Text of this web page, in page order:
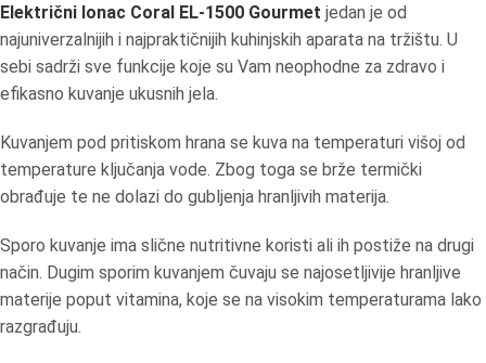
Električni lonac Coral EL-1500 Gourmet jedan je od
najuniverzalnijih i najpraktičnijih kuhinjskih aparata na tržištu. U
sebi sadrži sve funkcije koje su Vam neophodne za zdravo i
efikasno kuvanje ukusnih jela.
Kuvanjem pod pritiskom hrana se kuva na temperaturi višoj od
temperature ključanja vode. Zbog toga se brže termički
obrađuje te ne dolazi do gubljenja hranljivih materija.
Sporo kuvanje ima slične nutritivne koristi ali ih postiže na drugi
način. Dugim sporim kuvanjem čuvaju se najosetljivije hranljive
materije poput vitamina, koje se na visokim temperaturama lako
razgrađuju.